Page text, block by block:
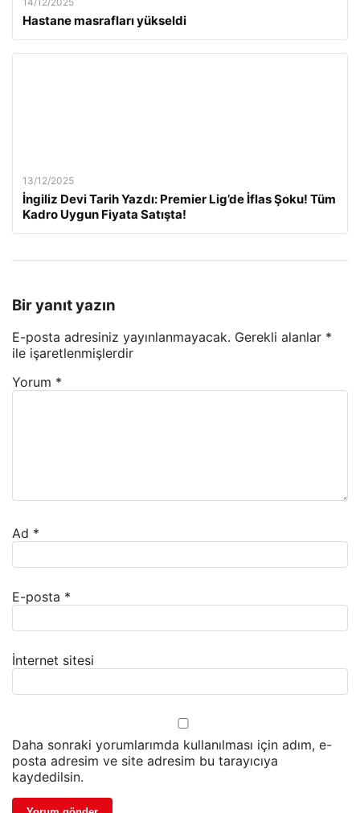
Hastane masrafları yükseldi
13/12/2025
İngiliz Devi Tarih Yazdı: Premier Lig’de İflas Şoku! Tüm
Kadro Uygun Fiyata Satışta!
Bir yanıt yazın
E-posta adresiniz yayınlanmayacak. Gerekli alanlar *
ile işaretlenmişlerdir
Yorum *
Ad *
E-posta *
İnternet sitesi
Daha sonraki yorumlarımda kullanılması için adım, e-
posta adresim ve site adresim bu tarayıcıya
kaydedilsin.